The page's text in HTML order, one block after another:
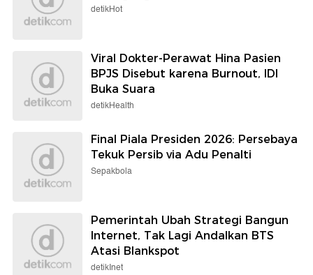
detikHot
Viral Dokter-Perawat Hina Pasien
BPJS Disebut karena Burnout, IDI
Buka Suara
detikHealth
Final Piala Presiden 2026: Persebaya
Tekuk Persib via Adu Penalti
Sepakbola
Pemerintah Ubah Strategi Bangun
Internet, Tak Lagi Andalkan BTS
Atasi Blankspot
detikInet